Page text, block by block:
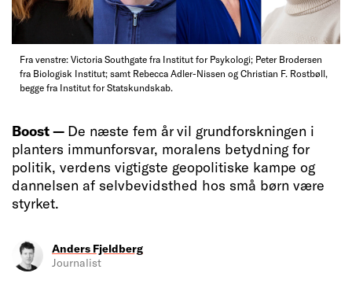
Fra venstre: Victoria Southgate fra Institut for Psykologi; Peter Brodersen
fra Biologisk Institut; samt Rebecca Adler-Nissen og Christian F. Rostbøll,
begge fra Institut for Statskundskab.
Boost — De næste fem år vil grundforskningen i
planters immunforsvar, moralens betydning for
politik, verdens vigtigste geopolitiske kampe og
dannelsen af selvbevidsthed hos små børn være
styrket.
Anders Fjeldberg
Journalist